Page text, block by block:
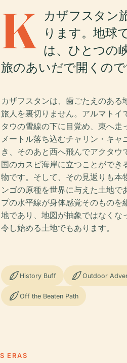
K カザフスタン
ります。地球
は、ひとつの
旅のあいだで開くので
カザフスタンは、歯ごたえのある
旅人を裏切りません。アルマトイ
タウの雪線の下に目覚め、東へ走
メートル落ち込むチャリン・キャ
き、そのあと西へ飛んでアクタウ
国のカスピ海岸に立つことができ
物です。そして、その見返りも本
ンゴの原種を世界に与えた土地で
プの水平線が身体感覚そのものを
地であり、地図が抽象ではなくな
令し始める土地でもあります。
History Buff Outdoor
Off the Beaten Path
ERAS